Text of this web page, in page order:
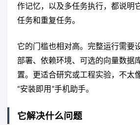
作记忆，以及多任务执行，都说明
任务和重复任务。
它的门槛也相对高。完整运行需要
部署、依赖环境、可选的向量数据
置。更适合研究或工程实验，不太
“安装即用”手机助手。
它解决什么问题